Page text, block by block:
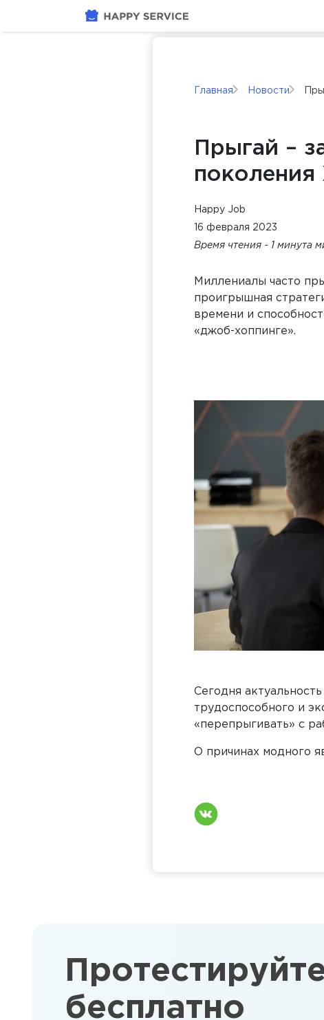
Главная Новости
Прыгай –
Happy Job
16 февраля 2023
Время чтения - 1 минута
Миллениалы часто
проигрышная
времени и
«джоб-хоппинге».
Сегодня
трудоспособного и
«перепрыгивать» с
О причинах модного
бесплатно